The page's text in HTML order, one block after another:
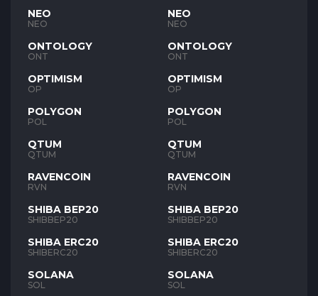
NEO
NEO
ONTOLOGY
ONT
OPTIMISM
OP
POLYGON
POL
QTUM
QTUM
RAVENCOIN
RVN
SHIBA BEP20
SHIBBEP20
SHIBA ERC20
SHIBERC20
SOLANA
SOL
NEO
NEO
ONTOLOGY
ONT
OPTIMISM
OP
POLYGON
POL
QTUM
QTUM
RAVENCOIN
RVN
SHIBA BEP20
SHIBBEP20
SHIBA ERC20
SHIBERC20
SOLANA
SOL